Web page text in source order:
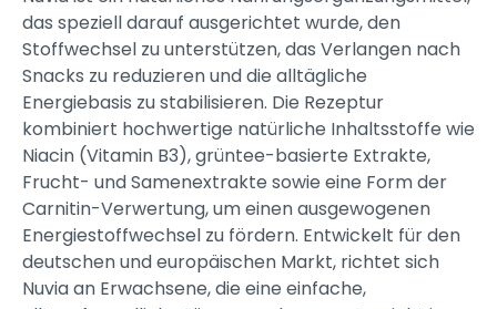
das speziell darauf ausgerichtet wurde, den
Stoffwechsel zu unterstützen, das Verlangen nach
Snacks zu reduzieren und die alltägliche
Energiebasis zu stabilisieren. Die Rezeptur
kombiniert hochwertige natürliche Inhaltsstoffe wie
Niacin (Vitamin B3), grüntee-basierte Extrakte,
Frucht- und Samenextrakte sowie eine Form der
Carnitin-Verwertung, um einen ausgewogenen
Energiestoffwechsel zu fördern. Entwickelt für den
deutschen und europäischen Markt, richtet sich
Nuvia an Erwachsene, die eine einfache,